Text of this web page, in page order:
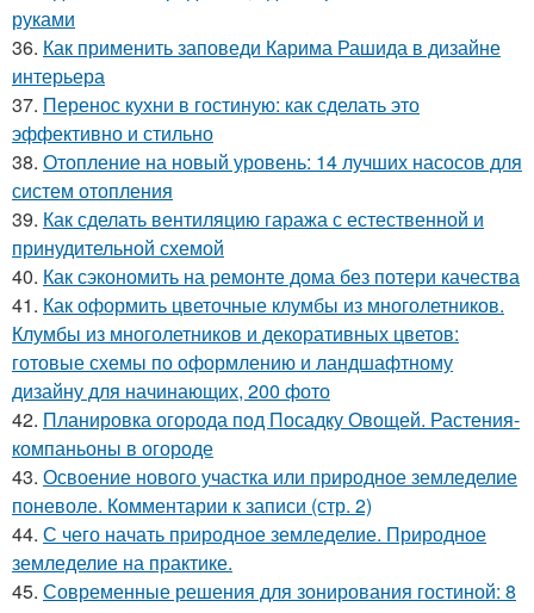
руками
36. Как применить заповеди Карима Рашида в дизайне
интерьера
37. Перенос кухни в гостиную: как сделать это
эффективно и стильно
38. Отопление на новый уровень: 14 лучших насосов для
систем отопления
39. Как сделать вентиляцию гаража с естественной и
принудительной схемой
40. Как сэкономить на ремонте дома без потери качества
41. Как оформить цветочные клумбы из многолетников.
Клумбы из многолетников и декоративных цветов:
готовые схемы по оформлению и ландшафтному
дизайну для начинающих, 200 фото
42. Планировка огорода под Посадку Овощей. Растения-
компаньоны в огороде
43. Освоение нового участка или природное земледелие
поневоле. Комментарии к записи (стр. 2)
44. С чего начать природное земледелие. Природное
земледелие на практике.
45. Современные решения для зонирования гостиной: 8